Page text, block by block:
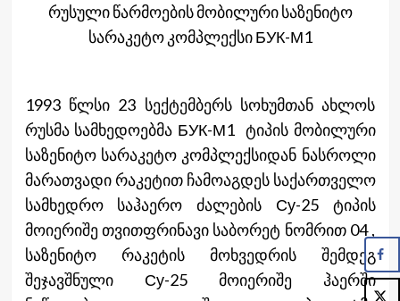
რუსული წარმოების მობილური საზენიტო
სარაკეტო კომპლექსი БУК-М1
1993 წლსი 23 სექტემბერს სოხუმთან ახლოს
რუსმა სამხედოებმა БУК-М1 ტიპის მობილური
საზენიტო სარაკეტო კომპლექსიდან ნასროლი
მარათვადი რაკეტით ჩამოაგდეს საქართველო
სამხედრო საჰაერო ძალების Су-25 ტიპის
მოიერიშე თვითფრინავი საბორეტ ნომრით 04 ,
საზენიტო რაკეტის მოხვედრის შემდეგ
შეჯავშნული Су-25 მოიერიშე ჰაერში